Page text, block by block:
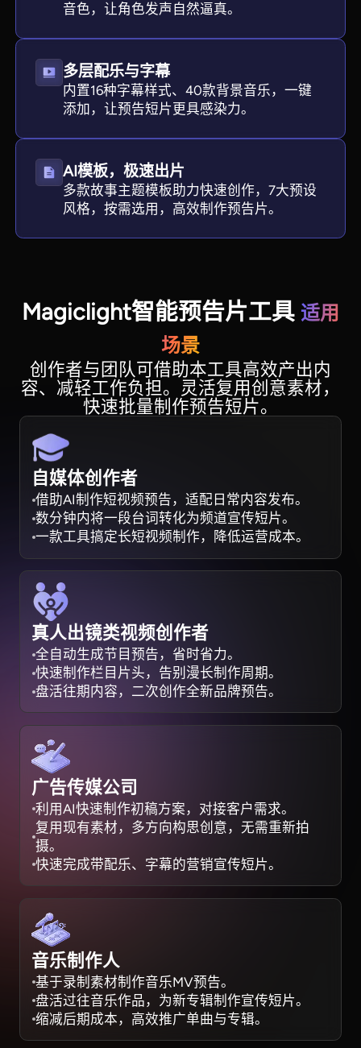
音色，让角色发声自然逼真。
多层配乐与字幕
内置16种字幕样式、40款背景音乐，一键
添加，让预告短片更具感染力。
AI模板，极速出片
多款故事主题模板助力快速创作，7大预设
风格，按需选用，高效制作预告片。
Magiclight智能预告片工具 适用
场景
创作者与团队可借助本工具高效产出内
容、减轻工作负担。灵活复用创意素材，
快速批量制作预告短片。
自媒体创作者
借助AI制作短视频预告，适配日常内容发布。
数分钟内将一段台词转化为频道宣传短片。
一款工具搞定长短视频制作，降低运营成本。
真人出镜类视频创作者
全自动生成节目预告，省时省力。
快速制作栏目片头，告别漫长制作周期。
盘活往期内容，二次创作全新品牌预告。
广告传媒公司
利用AI快速制作初稿方案，对接客户需求。
复用现有素材，多方向构思创意，无需重新拍
摄。
快速完成带配乐、字幕的营销宣传短片。
音乐制作人
基于录制素材制作音乐MV预告。
盘活过往音乐作品，为新专辑制作宣传短片。
缩减后期成本，高效推广单曲与专辑。